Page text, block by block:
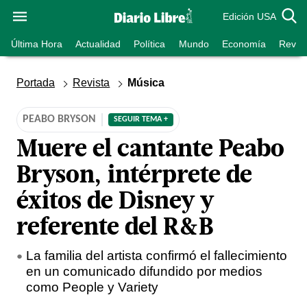
Edición USA
Última Hora Actualidad Política Mundo Economía
Portada Revista Música
PEABO BRYSON SEGUIR TEMA +
Muere el cantante Peabo
Bryson, intérprete de
éxitos de Disney y
referente del R&B
La familia del artista confirmó el fallecimiento
en un comunicado difundido por medios
como People y Variety